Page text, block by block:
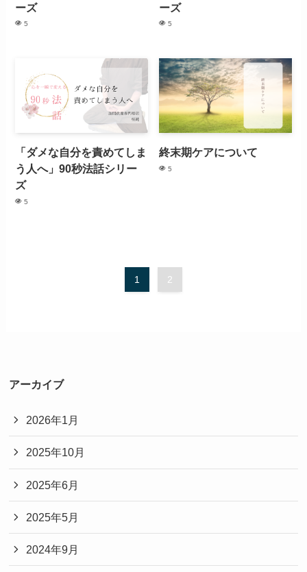
ーズ
5
ーズ
5
「ダメな自分を責めてしま
う人へ」90秒法話シリー
ズ
5
終末期ケアについて
5
1 2
アーカイブ
2026年1月
2025年10月
2025年6月
2025年5月
2024年9月